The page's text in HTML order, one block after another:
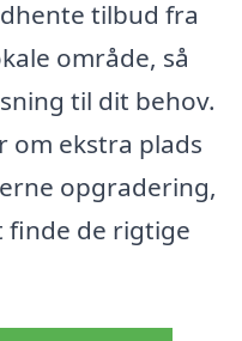
tilbud fra
område, så
til dit behov.
om ekstra plads
opgradering,
finde de rigtige